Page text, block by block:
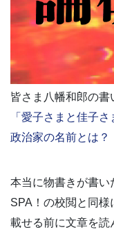
皆さま八幡和郎の書
「愛子さまと佳子
政治家の名前とは？
本当に物書きが書い
SPA！の校閲と同
載せる前に文章を読